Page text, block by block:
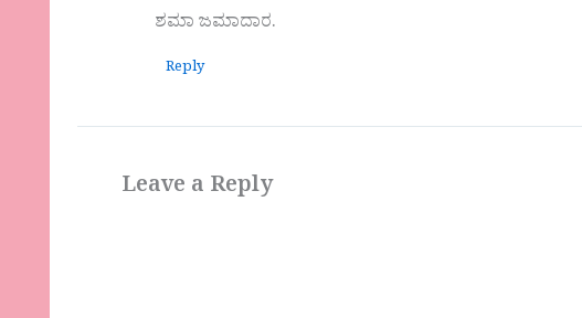
ಶಮಾ ಜಮಾದಾರ.
Reply
Leave a Reply